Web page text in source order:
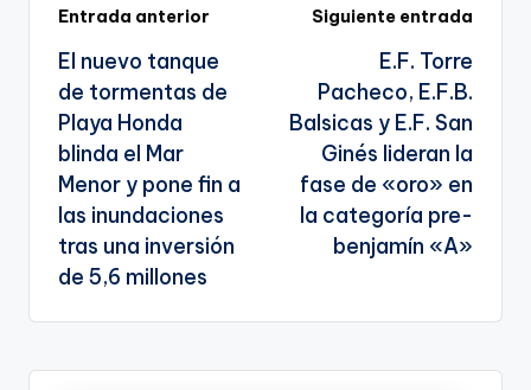
a
te
Navegación
de
entradas
Entrada anterior
El nuevo tanque
de tormentas de
Playa Honda
blinda el Mar
Menor y pone fin a
las inundaciones
tras una inversión
de 5,6 millones
Siguiente entrada
E.F. Torre
Pacheco, E.F.B.
Balsicas y E.F. San
Ginés lideran la
fase de «oro» en
la categoría pre-
benjamín «A»